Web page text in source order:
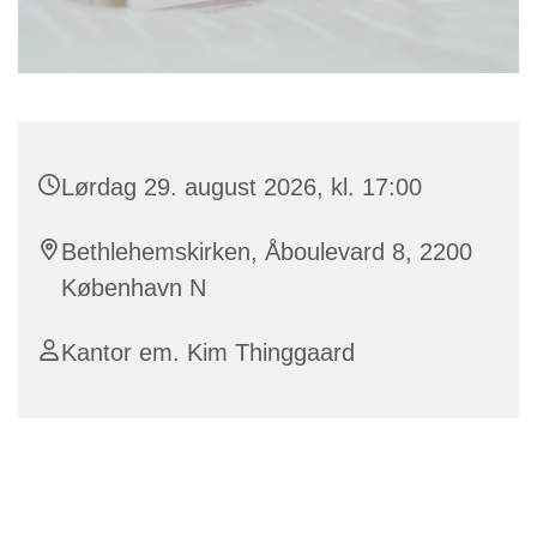
Lørdag 29. august 2026, kl. 17:00
Bethlehemskirken, Åboulevard 8, 2200
København N
Kantor em. Kim Thinggaard